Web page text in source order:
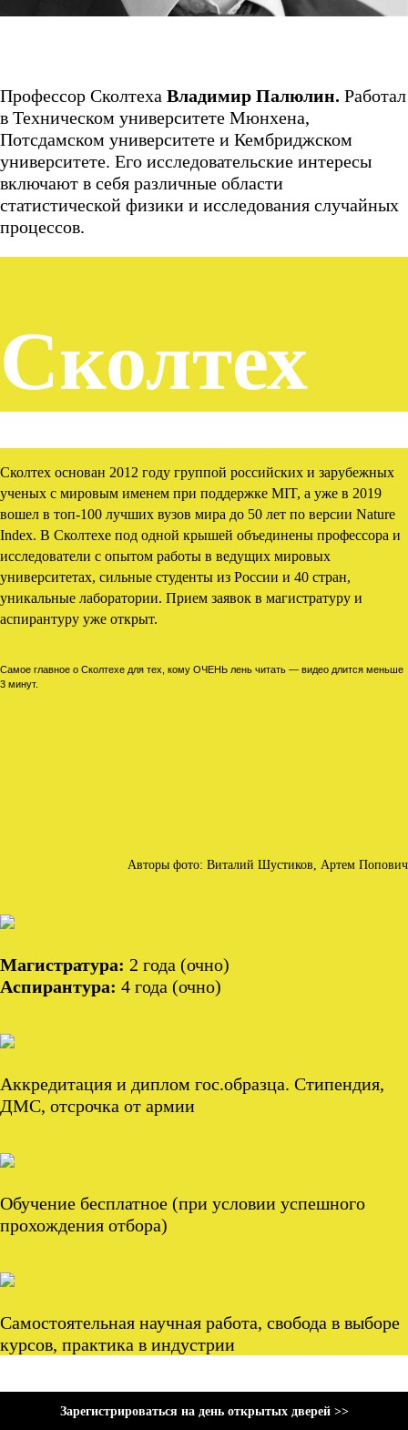
Профессор Сколтеха Владимир Палюлин. Работал
в Техническом университете Мюнхена,
Потсдамском университете и Кембриджском
университете. Его исследовательские интересы
включают в себя различные области
статистической физики и исследования случайных
процессов.
Сколтех
Сколтех основан 2012 году группой российских и зарубежных
ученых с мировым именем при поддержке MIT, а уже в 2019
вошел в топ-100 лучших вузов мира до 50 лет по версии Nature
Index. В Сколтехе под одной крышей объединены профессора и
исследователи с опытом работы в ведущих мировых
университетах, сильные студенты из России и 40 стран,
уникальные лаборатории. Прием заявок в магистратуру и
аспирантуру уже открыт.
Самое главное о Сколтехе для тех, кому ОЧЕНЬ лень читать — видео длится меньше
3 минут.
Авторы фото: Виталий Шустиков, Артем Попович
Магистратура: 2 года (очно)
Аспирантура: 4 года (очно)
Аккредитация и диплом гос.образца. Стипендия,
ДМС, отсрочка от армии
Обучение бесплатное (при условии успешного
прохождения отбора)
Самостоятельная научная работа, свобода в выборе
курсов, практика в индустрии
Зарегистрироваться на день открытых дверей >>